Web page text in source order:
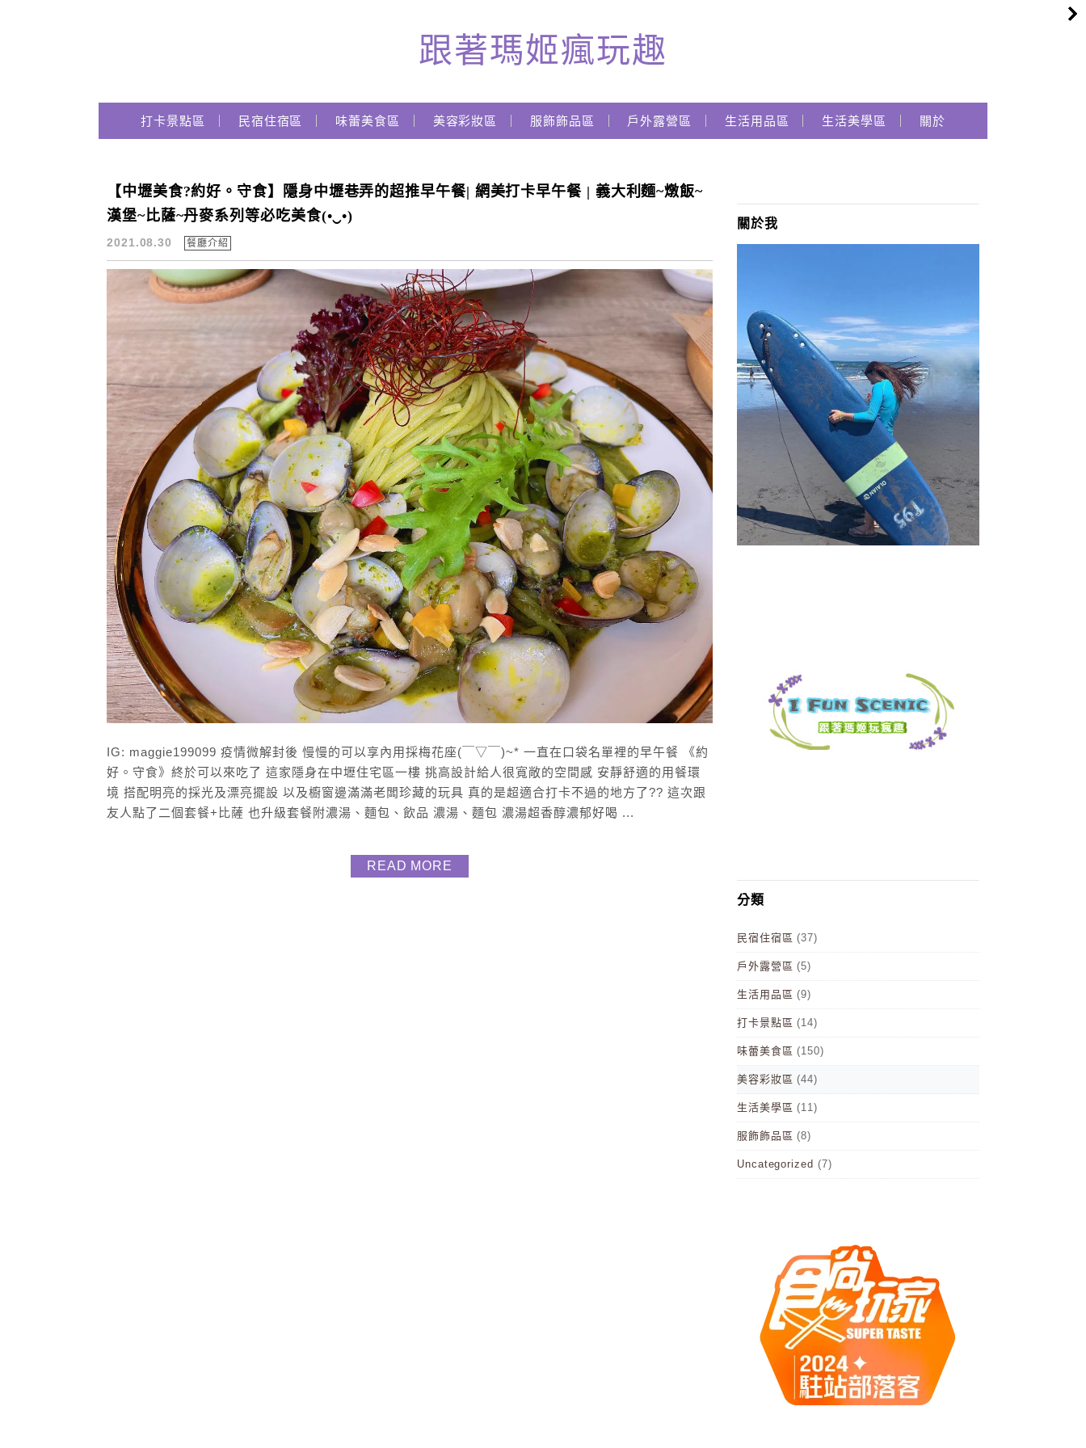
跟著瑪姬瘋玩趣
跟著瑪姬瘋玩趣
Main Menu
打卡景點區 民宿住宿區 味蕾美食區 美容彩妝區 服飾飾品區 戶外露營區 生活用品區 生活美學區 關於
打卡餐廳
【中壢美食?約好。守食】隱身中壢巷弄的超推早午餐| 網美打卡早午餐 | 義大利麵~燉飯~
漢堡~比薩~丹麥系列等必吃美食(•‿•)
2021.08.30 餐廳介紹
IG: maggie199099 疫情微解封後 慢慢的可以享內用採梅花座(￣▽￣)~* 一直在口袋名單裡的早午餐 《約
好。守食》終於可以來吃了 這家隱身在中壢住宅區一樓 挑高設計給人很寬敞的空間感 安靜舒適的用餐環
境 搭配明亮的採光及漂亮擺設 以及櫥窗邊滿滿老闆珍藏的玩具 真的是超適合打卡不過的地方了?? 這次跟
友人點了二個套餐+比薩 也升級套餐附濃湯、麵包、飲品 濃湯、麵包 濃湯超香醇濃郁好喝 ...
READ MORE
關於我
分類
民宿住宿區 (37)
戶外露營區 (5)
生活用品區 (9)
打卡景點區 (14)
味蕾美食區 (150)
美容彩妝區 (44)
生活美學區 (11)
服飾飾品區 (8)
Uncategorized (7)